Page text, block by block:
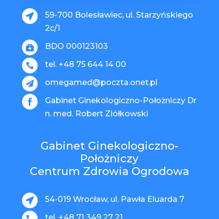

59-700 Bolesławiec, ul. Starzyńskiego
2c/1
 BDO 000123103
 tel. +48 75 644 14 00
 omegamed@poczta.onet.pl

Gabinet Ginekologiczno-Położniczy Dr
n. med. Robert Ziółkowski
Gabinet Ginekologiczno-
Położniczy
Centrum Zdrowia Ogrodowa
 54-019 Wrocław, ul. Pawła Eluarda 7